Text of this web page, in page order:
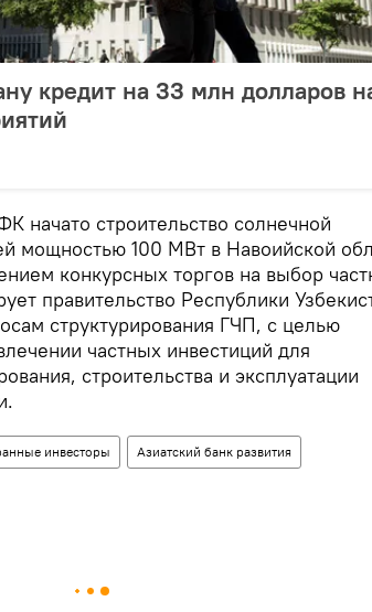
кредит на 33 млн долларов
начато строительство солнечной
мощностью 100 МВт в Навоийской
конкурсных торгов на выбор
правительство Республики
структурирования ГЧП, с целью
частных инвестиций для
строительства и эксплуатации
инвесторы Азиатский банк развития